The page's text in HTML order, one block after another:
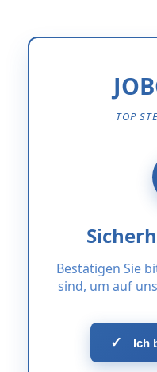
TOP
Bestätigen Sie
sind, um auf
✓ Ich